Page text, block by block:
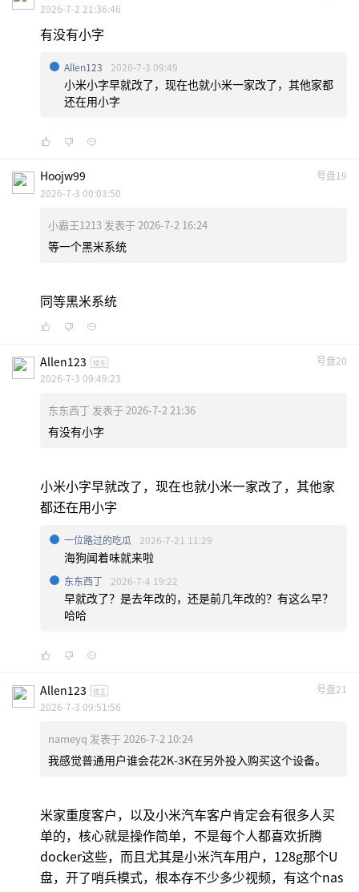
2026-7-2 21:36:46
有没有小字
Allen123 2026-7-3 09:49
小米小字早就改了，现在也就小米一家改了，其他家都
还在用小字
号盘19
Hoojw99
2026-7-3 00:03:50
小霸王1213 发表于 2026-7-2 16:24
等一个黑米系统
同等黑米系统
号盘20
Allen123 楼主
2026-7-3 09:49:23
东东西丁 发表于 2026-7-2 21:36
有没有小字
小米小字早就改了，现在也就小米一家改了，其他家
都还在用小字
一位路过的吃瓜 2026-7-21 11:29
海狗闻着味就来啦
东东西丁 2026-7-4 19:22
早就改了？是去年改的，还是前几年改的？有这么早？
哈哈
号盘21
Allen123 楼主
2026-7-3 09:51:56
nameyq 发表于 2026-7-2 10:24
我感觉普通用户谁会花2K-3K在另外投入购买这个设备。
米家重度客户，以及小米汽车客户肯定会有很多人买
单的，核心就是操作简单，不是每个人都喜欢折腾
docker这些，而且尤其是小米汽车用户，128g那个U
盘，开了哨兵模式，根本存不少多少视频，有这个nas